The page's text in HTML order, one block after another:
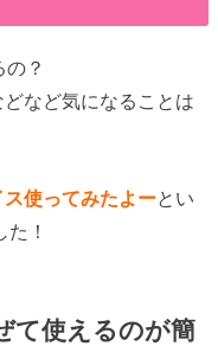
？
など気になることは
使ってみたよーとい
！
て使えるのが簡